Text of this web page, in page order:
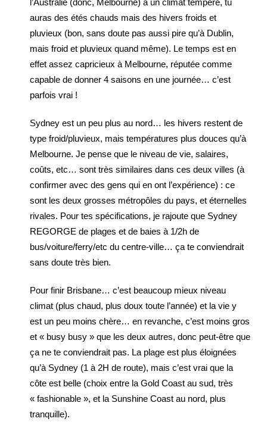
l’Australie (donc, Melbourne) a un climat tempéré, tu
auras des étés chauds mais des hivers froids et
pluvieux (bon, sans doute pas aussi pire qu’à Dublin,
mais froid et pluvieux quand même). Le temps est en
effet assez capricieux à Melbourne, réputée comme
capable de donner 4 saisons en une journée… c’est
parfois vrai !
Sydney est un peu plus au nord… les hivers restent de
type froid/pluvieux, mais températures plus douces qu’à
Melbourne. Je pense que le niveau de vie, salaires,
coûts, etc… sont très similaires dans ces deux villes (à
confirmer avec des gens qui en ont l’expérience) : ce
sont les deux grosses métropôles du pays, et éternelles
rivales. Pour tes spécifications, je rajoute que Sydney
REGORGE de plages et de baies à 1/2h de
bus/voiture/ferry/etc du centre-ville… ça te conviendrait
sans doute très bien.
Pour finir Brisbane… c’est beaucoup mieux niveau
climat (plus chaud, plus doux toute l’année) et la vie y
est un peu moins chère… en revanche, c’est moins gros
et « busy busy » que les deux autres, donc peut-être que
ça ne te conviendrait pas. La plage est plus éloignées
qu’à Sydney (1 à 2H de route), mais c’est vrai que la
côte est belle (choix entre la Gold Coast au sud, très
« fashionable », et la Sunshine Coast au nord, plus
tranquille).